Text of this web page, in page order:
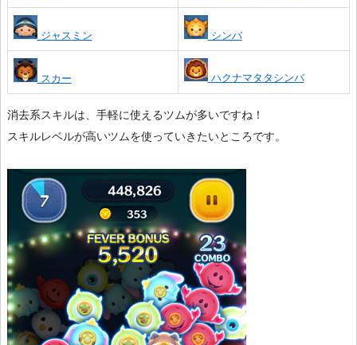
ジャスミン シンバ
スカー ハクナマタタシンバ
消去系スキルは、手軽に使えるツムが多いですね！
スキルレベルが高いツムを使っていきたいところです。